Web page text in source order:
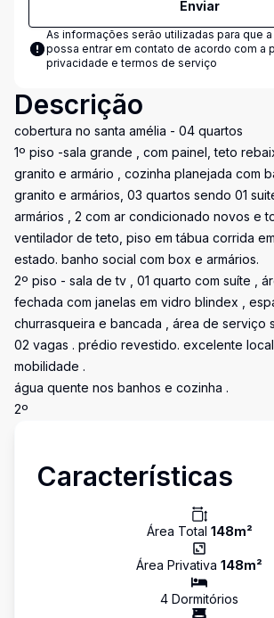
Enviar
As informações serão utilizadas para que
possa entrar em contato de acordo com a
privacidade e termos de serviço
Descrição
cobertura no santa amélia - 04 quartos
1º piso -sala grande , com painel, teto
granito e armário , cozinha planejada com
granito e armários, 03 quartos sendo 01
armários , 2 com ar condicionado novos e
ventilador de teto, piso em tábua corrida
estado. banho social com box e armários.
2º piso - sala de tv , 01 quarto com suíte ,
fechada com janelas em vidro blindex ,
churrasqueira e bancada , área de serviço
02 vagas . prédio revestido. excelente
mobilidade .
água quente nos banhos e cozinha .
2º
Características
Área Total 148m²
Área Privativa 148m²
4 Dormitórios